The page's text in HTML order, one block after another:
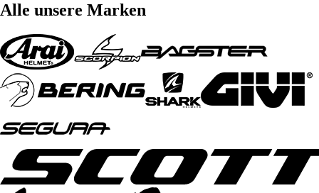
Alle unsere Marken